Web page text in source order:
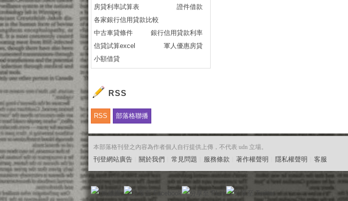
房貸利率試算表
證件借款
各家銀行信用貸款比較
中古車貸條件
銀行信用貸款利率
信貸試算excel
軍人優惠房貸
小額借貸
RSS
RSS 部落格聯播
本部落格刊登之內容為作者個人自行提供上傳，不代表 udn 立場。
刊登網站廣告 關於我們 常見問題 服務條款 著作權聲明 隱私權聲明 客服
粉絲團